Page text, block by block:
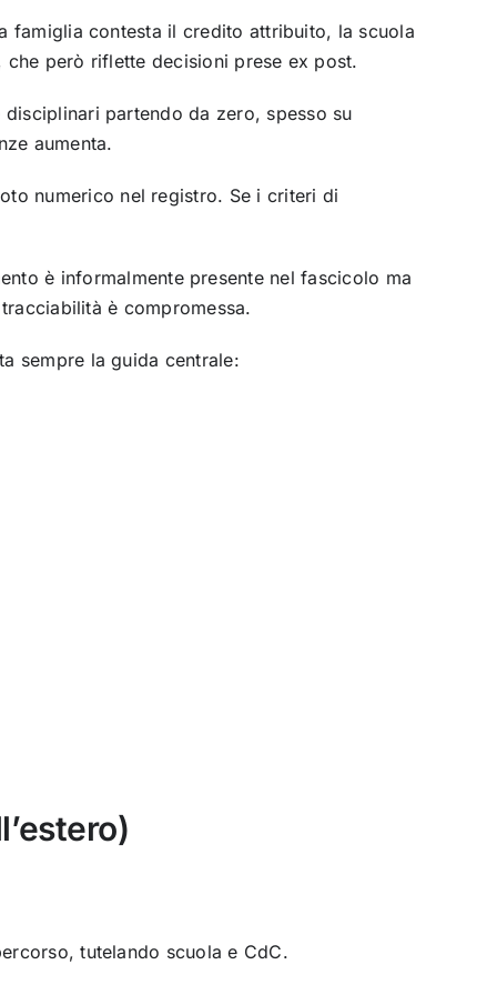
famiglia contesta il credito attribuito, la scuola
però riflette decisioni prese ex post.
partendo da zero, spesso su
aumenta.
numerico nel registro. Se i criteri di
è informalmente presente nel fascicolo ma
è compromessa.
sempre la guida centrale:
tutelando scuola e CdC.